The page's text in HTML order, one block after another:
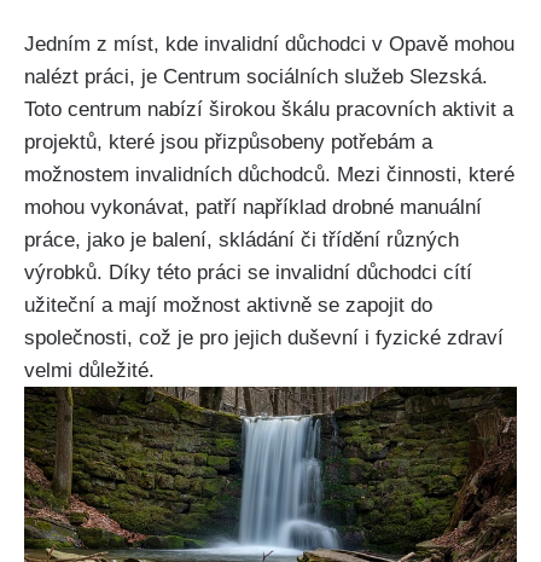
Jedním z míst, kde invalidní důchodci v Opavě mohou
nalézt práci, je Centrum sociálních služeb Slezská.
Toto centrum nabízí širokou škálu pracovních aktivit a
projektů, které jsou přizpůsobeny potřebám a
možnostem invalidních důchodců. Mezi činnosti, které
mohou vykonávat, patří například drobné manuální
práce, jako je balení, skládání či třídění různých
výrobků. Díky této práci se invalidní důchodci cítí
užiteční a mají možnost aktivně se zapojit do
společnosti, což je pro jejich duševní i fyzické zdraví
velmi důležité.